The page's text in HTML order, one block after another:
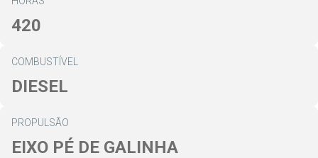
420
COMBUSTÍVEL
DIESEL
PROPULSÃO
EIXO PÉ DE GALINHA